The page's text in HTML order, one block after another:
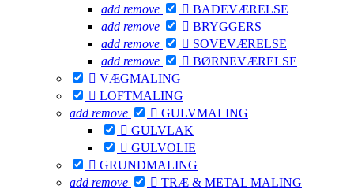
add remove  BADEVÆRELSE
add remove  BRYGGERS
add remove  SOVEVÆRELSE
add remove  BØRNEVÆRELSE
 VÆGMALING
 LOFTMALING
add remove  GULVMALING
 GULVLAK
 GULVOLIE
 GRUNDMALING
add remove  TRÆ & METAL MALING